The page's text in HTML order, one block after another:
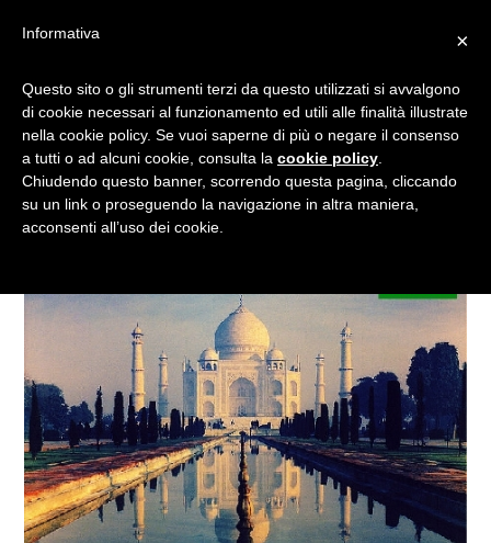
COLAZIONE IN INDIA PER
UN FILM DA SOGNO!
×
Informativa
Questo sito o gli strumenti terzi da questo utilizzati si avvalgono
di cookie necessari al funzionamento ed utili alle finalità illustrate
nella cookie policy. Se vuoi saperne di più o negare il consenso
a tutti o ad alcuni cookie, consulta la cookie policy
Chiudendo questo banner, scorrendo questa pagina, cliccando
su un link o proseguendo la navigazione in altra maniera,
acconsenti all’uso dei cookie.